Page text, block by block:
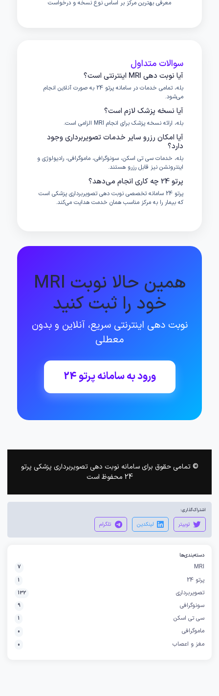
معرفی بهترین مرکز بر اساس نوع نسخه و درخواست
سوالات متداول
آیا نوبت دهی MRI اینترنتی است؟
بله، تمامی خدمات در سامانه پرتو 24 به صورت آنلاین انجام
می‌شود.
آیا نسخه پزشک لازم است؟
بله، ارائه نسخه پزشک برای انجام MRI الزامی است.
آیا امکان رزرو سایر خدمات تصویربرداری وجود
دارد؟
بله، خدمات سی تی اسکن، سونوگرافی، ماموگرافی، رادیولوژی و
اینترونشن نیز قابل رزرو هستند.
پرتو 24 چه کاری انجام می‌دهد؟
پرتو 24 سامانه تخصصی نوبت دهی تصویربرداری پزشکی است
که بیمار را به مرکز مناسب همان خدمت هدایت می‌کند.
همین حالا نوبت MRI
خود را ثبت کنید
نوبت دهی اینترنتی سریع، آنلاین و بدون
معطلی
ورود به سامانه پرتو 24
© تمامی حقوق برای سامانه نوبت دهی تصویربرداری پزشکی پرتو
24 محفوظ است
اشتراک‌گذاری:
توییتر لینکدین تلگرام
دسته‌بندی‌ها
MRI
7
پرتو 24 1
تصویربرداری 132
سونوگرافی 9
سی تی اسکن 1
ماموگرافی 0
مغز و اعصاب 0